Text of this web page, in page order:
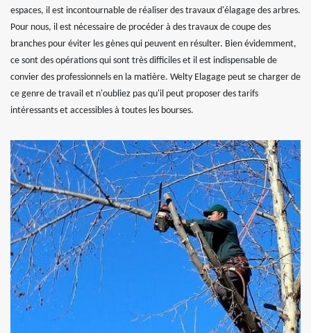
espaces, il est incontournable de réaliser des travaux d'élagage des arbres.
Pour nous, il est nécessaire de procéder à des travaux de coupe des
branches pour éviter les gènes qui peuvent en résulter. Bien évidemment,
ce sont des opérations qui sont très difficiles et il est indispensable de
convier des professionnels en la matière. Welty Elagage peut se charger de
ce genre de travail et n'oubliez pas qu'il peut proposer des tarifs
intéressants et accessibles à toutes les bourses.